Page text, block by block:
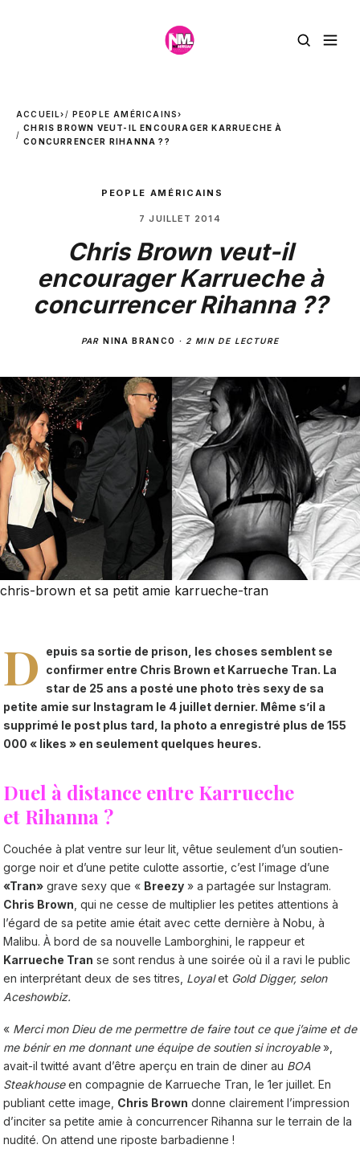
ACCUEIL› PEOPLE AMÉRICAINS›
CHRIS BROWN VEUT-IL ENCOURAGER KARRUECHE À
CONCURRENCER RIHANNA ??
PEOPLE AMÉRICAINS
7 JUILLET 2014
Chris Brown veut-il
encourager Karrueche à
concurrencer Rihanna ??
PARNINA BRANCO · 2 MIN DE LECTURE
chris-brown et sa petit amie karrueche-tran
D
epuis sa sortie de prison, les choses semblent se
confirmer entre Chris Brown et Karrueche Tran. La
star de 25 ans a posté une photo très sexy de sa
petite amie sur Instagram le 4 juillet dernier. Même s’il a
supprimé le post plus tard, la photo a enregistré plus de 155
000 « likes » en seulement quelques heures.
Duel à distance entre Karrueche
et Rihanna ?
Couchée à plat ventre sur leur lit, vêtue seulement d’un soutien-
gorge noir et d’une petite culotte assortie, c’est l’image d’une
«Tran» grave sexy que « Breezy » a partagée sur Instagram.
Chris Brown , qui ne cesse de multiplier les petites attentions à
l’égard de sa petite amie était avec cette dernière à Nobu, à
Malibu. À bord de sa nouvelle Lamborghini, le rappeur et
Karrueche Tran se sont rendus à une soirée où il a ravi le public
en interprétant deux de ses titres, Loyalet Gold Digger, selon
Aceshowbiz.
« Merci mon Dieu de me permettre de faire tout ce que j’aime et de
me bénir en me donnant une équipe de soutien si incroyable»,
avait-il twitté avant d’être aperçu en train de diner au BOA
Steakhouseen compagnie de Karrueche Tran, le 1er juillet. En
publiant cette image, Chris Brown donne clairement l’impression
d’inciter sa petite amie à concurrencer Rihanna sur le terrain de la
nudité. On attend une riposte barbadienne !